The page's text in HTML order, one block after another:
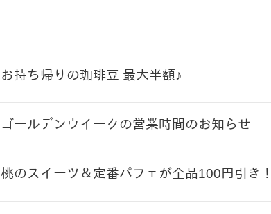
お持ち帰りの珈琲豆 最大半額♪
ゴールデンウイークの営業時間のお知らせ
桃のスイーツ＆定番パフェが全品100円引き！